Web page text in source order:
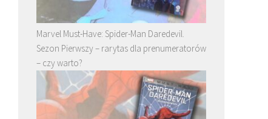
Marvel Must-Have: Spider-Man Daredevil.
Sezon Pierwszy – rarytas dla prenumeratorów
– czy warto?